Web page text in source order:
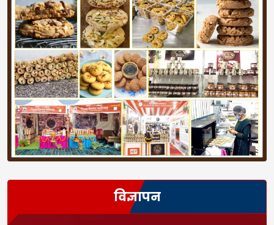
विज्ञापन